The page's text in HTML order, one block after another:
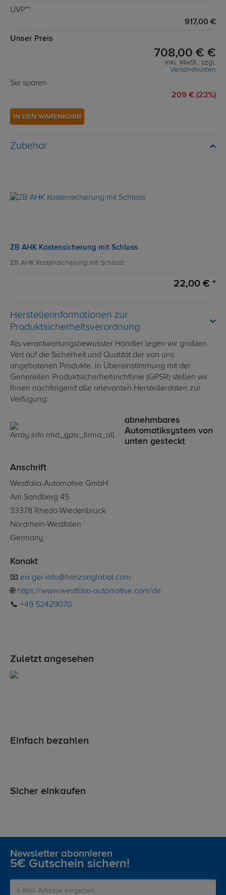
UVP**
917,00 €
Unser Preis
708,00 € €
inkl. MwSt., zzgl.
Versandkosten
Sie sparen
209 € (23%)
IN DEN WARENKORB
Zubehör
ZB AHK Kastensicherung mit Schloss
ZB AHK Kastensicherung mit Schloss
22,00 € *
Herstellerinformationen zur
Produktsicherheitsverordnung
Als verantwortungsbewusster Händler legen wir größten
Vert auf die Sicherheit und Qualität der von uns
angebotenen Produkte. In Übereinstimmung mit der
Generellen Produktsicherheitsrichtlinie (GPSR) stellen wir
Ihnen nachfolgend alle relevanten Herstellerdaten zur
Verfügung:
abnehmbares
Automatiksystem von
unten gesteckt
Anschrift
Westfalia-Automotive GmbH
Am Sandberg 45
33378 Rheda-Wiedenbrück
Nordrhein-Westfalen
Germany
Konakt
📧 ea-ger-info@horizonglobal.com
🌐 https://www.westfalia-automotive.com/de
📞 +49 52429070
Zuletzt angesehen
Einfach bezahlen
Sicher einkaufen
Newsletter abonnieren
5€ Gutschein sichern!